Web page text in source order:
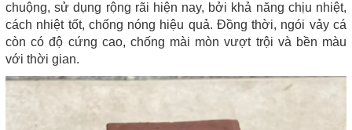
chuộng, sử dụng rộng rãi hiện nay, bởi khả năng chịu nhiệt,
cách nhiệt tốt, chống nóng hiệu quả. Đồng thời, ngói vảy cá
còn có độ cứng cao, chống mài mòn vượt trội và bền màu
với thời gian.